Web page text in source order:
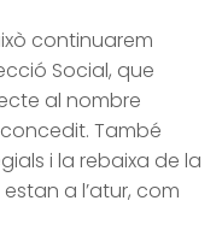
continuarem
Social, que
al nombre
També
i la rebaixa de la
a l’atur, com